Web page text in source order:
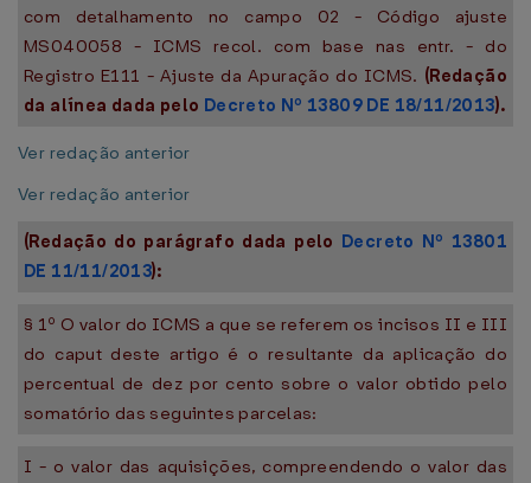
com detalhamento no campo 02 - Código ajuste
MS040058 - ICMS recol. com base nas entr. - do
Registro E111 - Ajuste da Apuração do ICMS. (Redação
da alínea dada pelo Decreto Nº 13809 DE 18/11/2013).
Ver redação anterior
Ver redação anterior
(Redação do parágrafo dada pelo Decreto Nº 13801
DE 11/11/2013):
§ 1º O valor do ICMS a que se referem os incisos II e III
do caput deste artigo é o resultante da aplicação do
percentual de dez por cento sobre o valor obtido pelo
somatório das seguintes parcelas:
I - o valor das aquisições, compreendendo o valor das